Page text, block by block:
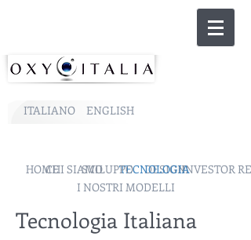
ENGLISH
ITALIANO
INVESTOR
DESIGN
TECNOLOGIA
SVILUPPO
CHI SIAMO
HOME
I NOSTRI MODELLI
Tecnologia Italiana